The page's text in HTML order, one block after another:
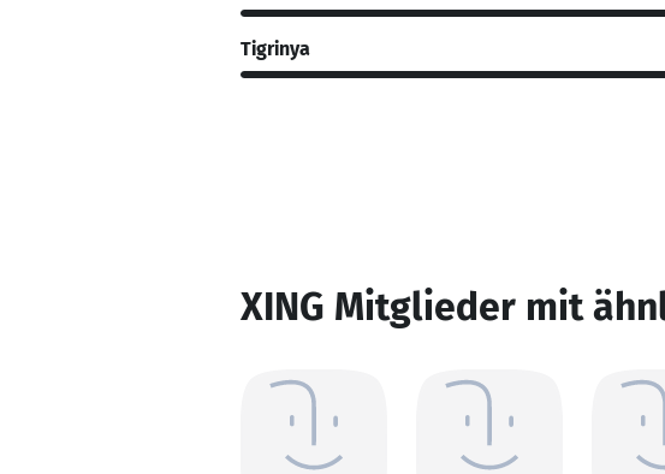
Tigrinya
XING Mitglieder mit